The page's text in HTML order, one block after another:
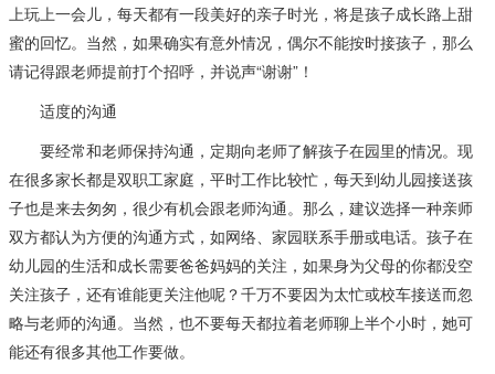
上玩上一会儿，每天都有一段美好的亲子时光，将是孩子成长路上甜
蜜的回忆。当然，如果确实有意外情况，偶尔不能按时接孩子，那么
请记得跟老师提前打个招呼，并说声“谢谢”！
适度的沟通
要经常和老师保持沟通，定期向老师了解孩子在园里的情况。现
在很多家长都是双职工家庭，平时工作比较忙，每天到幼儿园接送孩
子也是来去匆匆，很少有机会跟老师沟通。那么，建议选择一种亲师
双方都认为方便的沟通方式，如网络、家园联系手册或电话。孩子在
幼儿园的生活和成长需要爸爸妈妈的关注，如果身为父母的你都没空
关注孩子，还有谁能更关注他呢？千万不要因为太忙或校车接送而忽
略与老师的沟通。当然，也不要每天都拉着老师聊上半个小时，她可
能还有很多其他工作要做。